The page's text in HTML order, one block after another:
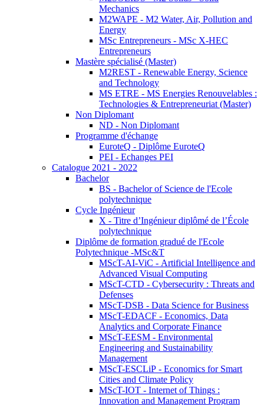
Mechanics
M2WAPE - M2 Water, Air, Pollution and
Energy
MSc Entrepreneurs - MSc X-HEC
Entrepreneurs
Mastère spécialisé (Master)
M2REST - Renewable Energy, Science
and Technology
MS ETRE - MS Energies Renouvelables :
Technologies & Entrepreneuriat (Master)
Non Diplomant
ND - Non Diplomant
Programme d'échange
EuroteQ - Diplôme EuroteQ
PEI - Echanges PEI
Catalogue 2021 - 2022
Bachelor
BS - Bachelor of Science de l'Ecole
polytechnique
Cycle Ingénieur
X - Titre d’Ingénieur diplômé de l’École
polytechnique
Diplôme de formation gradué de l'Ecole
Polytechnique -MSc&T
MScT-AI-ViC - Artificial Intelligence and
Advanced Visual Computing
MScT-CTD - Cybersecurity : Threats and
Defenses
MScT-DSB - Data Science for Business
MScT-EDACF - Economics, Data
Analytics and Corporate Finance
MScT-EESM - Environmental
Engineering and Sustainability
Management
MScT-ESCLiP - Economics for Smart
Cities and Climate Policy
MScT-IOT - Internet of Things :
Innovation and Management Program